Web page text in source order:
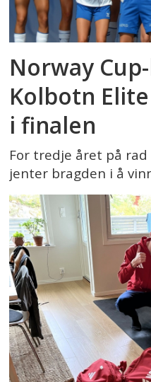
Norway
Kolbotn
i finalen
For tredje året på
jenter bragden i å